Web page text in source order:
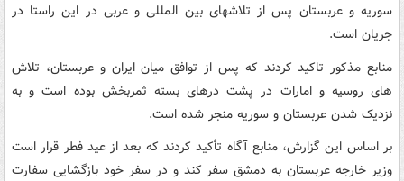
سوریه و عربستان پس از تلاشهای بین المللی و عربی در این راستا در
جریان است.
منابع مذکور تاکید کردند که پس از توافق میان ایران و عربستان، تلاش
های روسیه و امارات در پشت درهای بسته ثمربخش بوده است و به
نزدیک شدن عربستان و سوریه منجر شده است.
بر اساس این گزارش، منابع آگاه تأکید کردند که بعد از عید فطر قرار است
وزیر خارجه عربستان به دمشق سفر کند و در سفر خود بازگشایی سفارت